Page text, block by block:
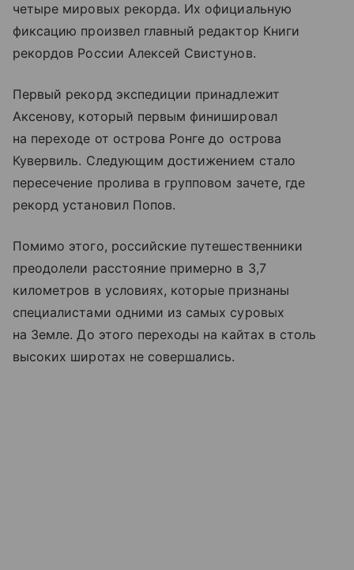
четыре мировых рекорда. Их официальную
фиксацию произвел главный редактор Книги
рекордов России Алексей Свистунов.
Первый рекорд экспедиции принадлежит
Аксенову, который первым финишировал
на переходе от острова Ронге до острова
Кувервиль. Следующим достижением стало
пересечение пролива в групповом зачете, где
рекорд установил Попов.
Помимо этого, российские путешественники
преодолели расстояние примерно в 3,7
километров в условиях, которые признаны
специалистами одними из самых суровых
на Земле. До этого переходы на кайтах в столь
высоких широтах не совершались.